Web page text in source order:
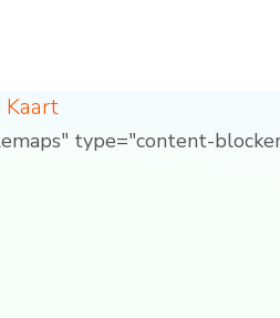
Kaart
type="content-